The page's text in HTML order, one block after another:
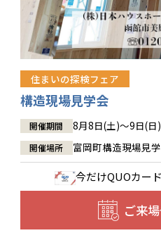
住まいの探検フェア
構造現場見学会
開催期間 8月8日(土)～9日(日)
開催場所 富岡町構造現場見
今だけQUOカード
ご来
宮城
福島
富山
石川
福井
埼玉
千葉
茨城
栃木
群馬
岐阜
静岡
三重
大阪
京都
兵庫
奈良
滋賀
中国・四国
岡山
香川
愛媛
鳥取
九州
福岡
佐賀
熊本
分譲マンション
※現住所のある都道府県以外の建築
現住所の有るお近くの展示場又は
移住の計画の方もご相談対応し
道東
帯広
釧路
宮城県
仙台
福島県
郡山
福島
いわき
会津
松本
富山県
富山
石川県
金沢
福井県
福井
湘南
相模
埼玉県
埼玉
所沢
千葉県
千葉
茨城県
水戸
栃木県
宇都宮
小山
群馬
伊勢崎
岐阜県
岐阜
静岡県
静岡
浜松
三重県
四日市
大阪府
大阪
京都府
京都
兵庫県
姫路
奈良県
奈良
中国・四国
岡山県
岡山
香川県
高松
愛媛県
九州
福岡県
福岡
佐賀県
佐賀
熊本県
熊本
大分県
大分
宮崎